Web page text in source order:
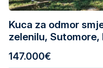
Kuca za odmor
zelenilu, Sutomore,
147.000€